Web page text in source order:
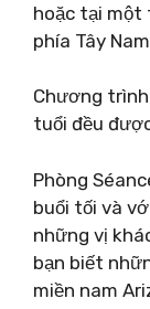
hoặc tại một
phía Tây
Chương
tuổi đều
Phòng
buổi tối và
những vị
bạn biết
miền nam